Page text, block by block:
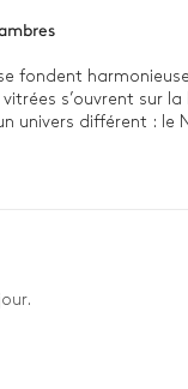
fondent
s’ouvrent sur
univers différent :
et la